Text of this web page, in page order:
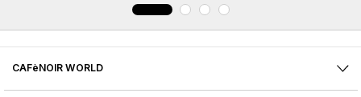
CAFèNOIR WORLD